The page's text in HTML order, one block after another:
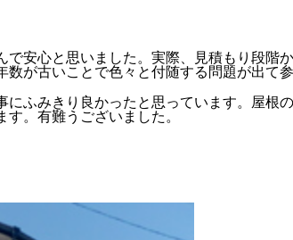
安心と思いました。実際、見積もり段階
が古いことで色々と付随する問題が出て
ふみきり良かったと思っています。屋
。有難うございました。